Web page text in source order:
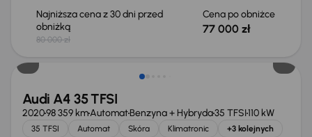
Najniższa cena z 30 dni przed
obniżką
80 000 zł
Cena po obniżce
77 000 zł
Taniej o 2 000 zł
Audi A4 35 TFSI
202098 359 kmAutomatBenzyna + Hybryda35 TFSI110 kW
35 TFSI Automat Skóra Klimatronic +3 kolejnych